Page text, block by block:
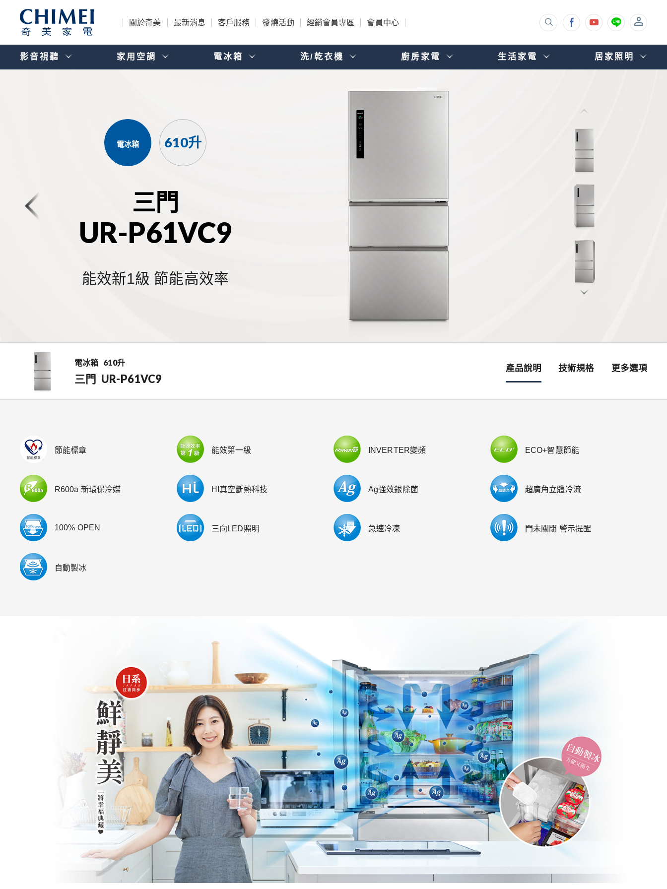
關於奇美 最新消息 客戶服務 發燒活動 經銷會員專區 會員中心
影音視聽 家用空調 電冰箱 洗/乾衣機 廚房家電 生活家電 居家照明
電冰箱 610升
三門
UR-P61VC9
能效新1級 節能高效率
電冰箱 610升
三門 UR-P61VC9
產品說明 技術規格 更多選項
節能標章 能效第一級 INVERTER變頻 ECO+智慧節能
R600a 新環保冷媒 HI真空斷熱科技 Ag強效銀除菌 超廣角立體冷流
100% OPEN 三向LED照明 急速冷凍 門未關閉 警示提醒
自動製冰